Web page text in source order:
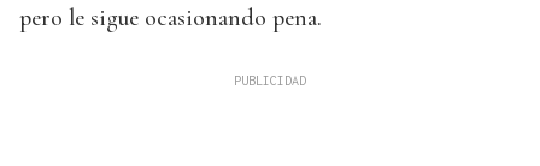
pero le sigue ocasionando pena.